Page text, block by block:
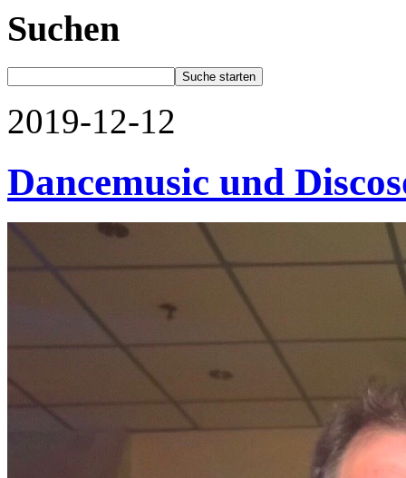
Suchen
2019-12-12
Dancemusic und